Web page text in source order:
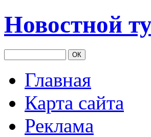
Новостной
Главная
Карта сайта
Реклама